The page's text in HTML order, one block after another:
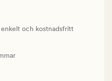
och kostnadsfritt